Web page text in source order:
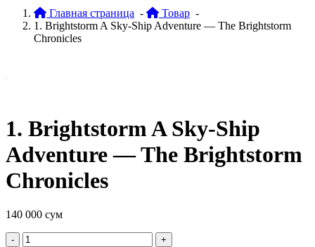
Главная страница - Товар -
1. Brightstorm A Sky-Ship Adventure — The Brightstorm
Chronicles
1. Brightstorm A Sky-Ship
Adventure — The Brightstorm
Chronicles
140 000 сум
Quantity